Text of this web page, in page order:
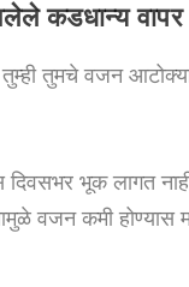
कडधान्य वापर
तुमचे वजन
दिवसभर भूक लागत
वजन कमी होण्यास